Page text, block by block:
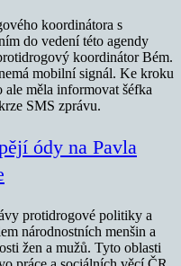
koordinátora s
do vedení této agendy
koordinátor Bém.
mobilní signál. Ke kroku
měla informovat šéfka
SMS zprávu.
ódy na Pavla
protidrogové politiky a
národnostních menšin a
žen a mužů. Tyto oblasti